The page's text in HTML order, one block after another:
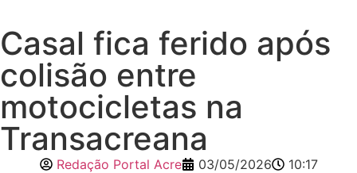
Casal fica ferido após
colisão entre
motocicletas na
Transacreana
Redação Portal Acre 03/05/2026 10:17